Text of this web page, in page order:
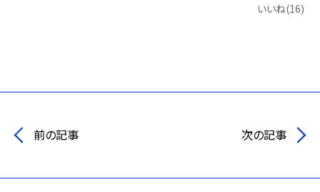
いいね(16)
前の記事 次の記事